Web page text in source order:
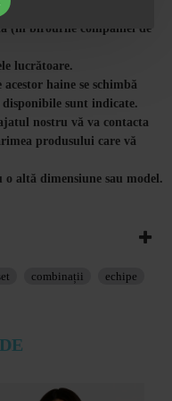
(în birourile companiei de
lucrătoare.
haine se schimbă
sunt indicate.
nostru vă va contacta
produsului care vă
altă dimensiune sau model.
combinații
echipe